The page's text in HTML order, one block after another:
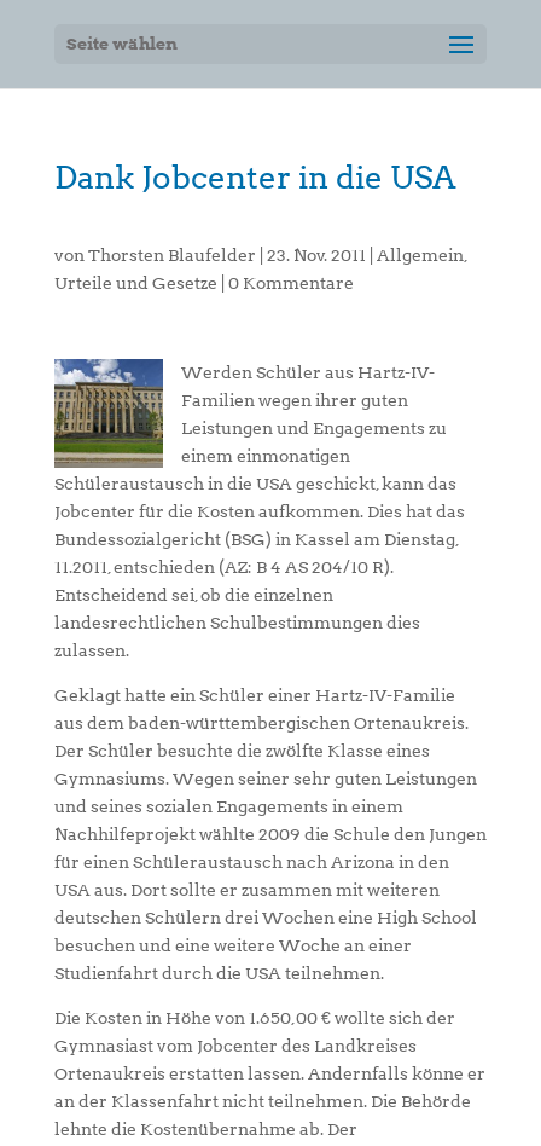
Seite wählen
Dank Jobcenter in die USA
von Thorsten Blaufelder 23. Nov. 2011 Allgemein
Urteile und Gesetze
0 Kommentare
Werden Schüler aus Hartz-IV-
Familien wegen ihrer guten
Leistungen und Engagements zu
einem einmonatigen
Schüleraustausch in die USA geschickt, kann das
Jobcenter für die Kosten aufkommen. Dies hat das
Bundessozialgericht (BSG) in Kassel am Dienstag,
11.2011, entschieden (AZ: B 4 AS 204/10 R).
Entscheidend sei, ob die einzelnen
landesrechtlichen Schulbestimmungen dies
zulassen.
Geklagt hatte ein Schüler einer Hartz-IV-Familie
aus dem baden-württembergischen Ortenaukreis.
Der Schüler besuchte die zwölfte Klasse eines
Gymnasiums. Wegen seiner sehr guten Leistungen
und seines sozialen Engagements in einem
Nachhilfeprojekt wählte 2009 die Schule den Jungen
für einen Schüleraustausch nach Arizona in den
USA aus. Dort sollte er zusammen mit weiteren
deutschen Schülern drei Wochen eine High School
besuchen und eine weitere Woche an einer
Studienfahrt durch die USA teilnehmen.
Die Kosten in Höhe von 1.650,00 € wollte sich der
Gymnasiast vom Jobcenter des Landkreises
Ortenaukreis erstatten lassen. Andernfalls könne er
an der Klassenfahrt nicht teilnehmen. Die Behörde
lehnte die Kostenübernahme ab. Der